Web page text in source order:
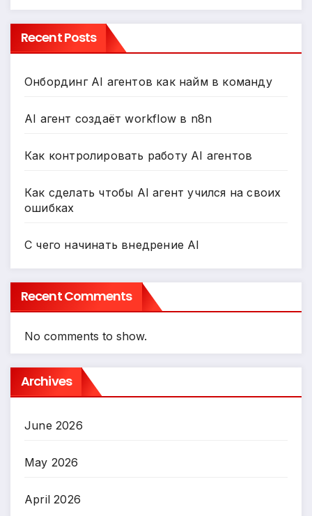
Recent Posts
Онбординг AI агентов как найм в команду
AI агент создаёт workflow в n8n
Как контролировать работу AI агентов
Как сделать чтобы AI агент учился на своих
ошибках
С чего начинать внедрение AI
Recent Comments
No comments to show.
Archives
June 2026
May 2026
April 2026